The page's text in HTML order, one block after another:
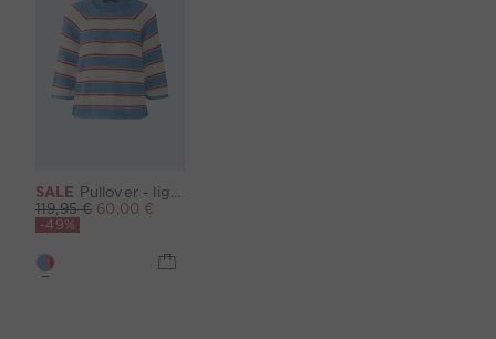
SALE Pullover - lightblue red
119,95 € 60,00 €
-49%